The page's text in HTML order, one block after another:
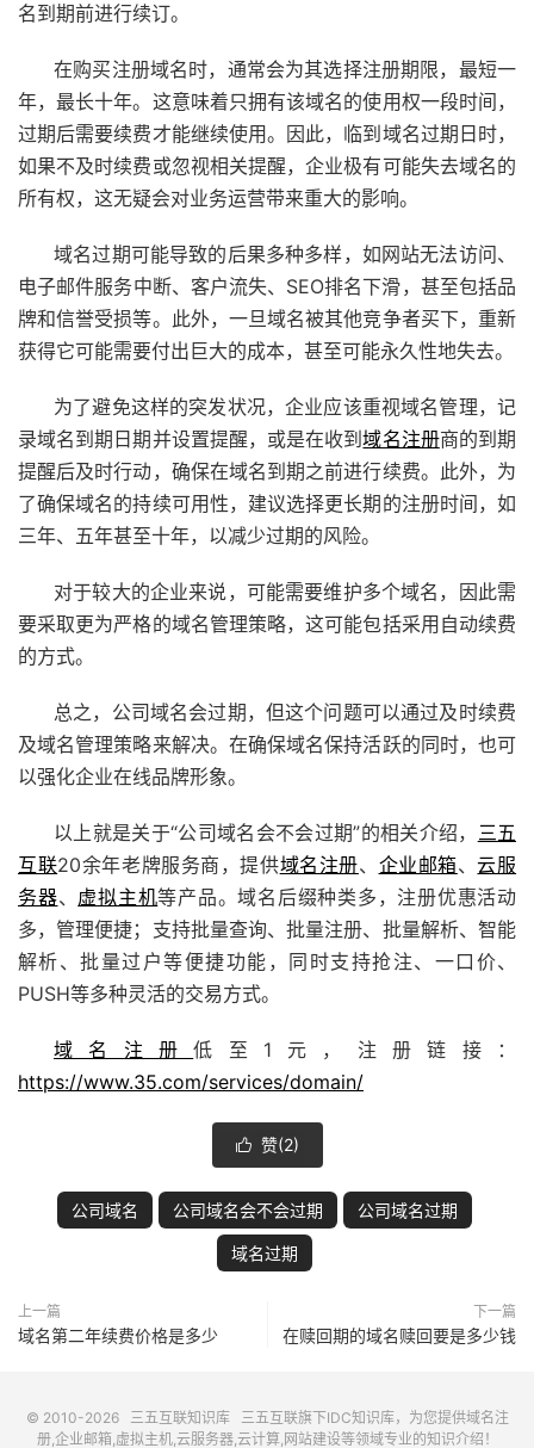
名到期前进行续订。
在购买注册域名时，通常会为其选择注册期限，最短一
年，最长十年。这意味着只拥有该域名的使用权一段时间，
过期后需要续费才能继续使用。因此，临到域名过期日时，
如果不及时续费或忽视相关提醒，企业极有可能失去域名的
所有权，这无疑会对业务运营带来重大的影响。
域名过期可能导致的后果多种多样，如网站无法访问、
电子邮件服务中断、客户流失、SEO排名下滑，甚至包括品
牌和信誉受损等。此外，一旦域名被其他竞争者买下，重新
获得它可能需要付出巨大的成本，甚至可能永久性地失去。
为了避免这样的突发状况，企业应该重视域名管理，记
录域名到期日期并设置提醒，或是在收到域名注册商的到期
提醒后及时行动，确保在域名到期之前进行续费。此外，为
了确保域名的持续可用性，建议选择更长期的注册时间，如
三年、五年甚至十年，以减少过期的风险。
对于较大的企业来说，可能需要维护多个域名，因此需
要采取更为严格的域名管理策略，这可能包括采用自动续费
的方式。
总之，公司域名会过期，但这个问题可以通过及时续费
及域名管理策略来解决。在确保域名保持活跃的同时，也可
以强化企业在线品牌形象。
以上就是关于“公司域名会不会过期”的相关介绍， 三五
互联20余年老牌服务商，提供域名注册、 企业邮箱、云服
务器、 虚拟主机等产品。域名后缀种类多，注册优惠活动
多，管理便捷；支持批量查询、批量注册、批量解析、智能
解析、批量过户等便捷功能，同时支持抢注、一口价、
PUSH等多种灵活的交易方式。
域名注册低至1元，注册链接：
https://www.35.com/services/domain/
 赞(2)
公司域名 公司域名会不会过期 公司域名过期
域名过期
上一篇
域名第二年续费价格是多少
下一篇
在赎回期的域名赎回要是多少钱
© 2010-2026 三五互联知识库 三五互联旗下IDC知识库，为您提供域名注
册,企业邮箱,虚拟主机,云服务器,云计算,网站建设等领域专业的知识介绍！